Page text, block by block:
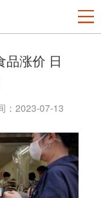
约
北省
山西省
北省
湖南省
西省
甘肃省
新疆 香港
澳门
品涨价 日
：2023-07-13